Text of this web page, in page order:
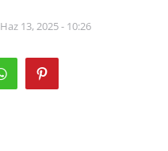
Haz 13, 2025 - 10:26